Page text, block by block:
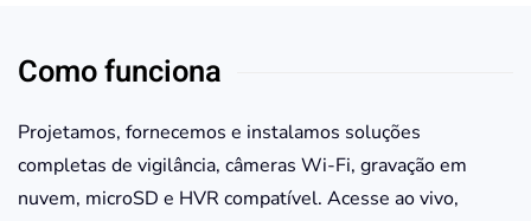
Como funciona
Projetamos, fornecemos e instalamos soluções
completas de vigilância, câmeras Wi-Fi, gravação em
nuvem, microSD e HVR compatível. Acesse ao vivo,